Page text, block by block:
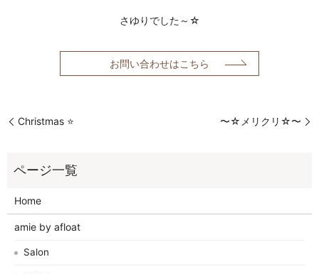
さゆりでした～☆
お問い合わせはこちら
Christmas ⭐️ 〜☆メリクリ☆〜
Home
amie by afloat
Salon